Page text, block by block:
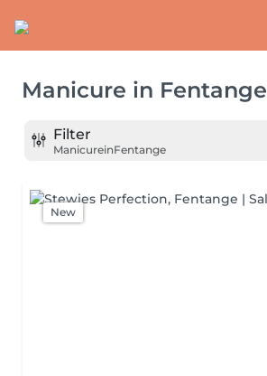
Manicure in Fentange
Filter
ManicureinFentange
New